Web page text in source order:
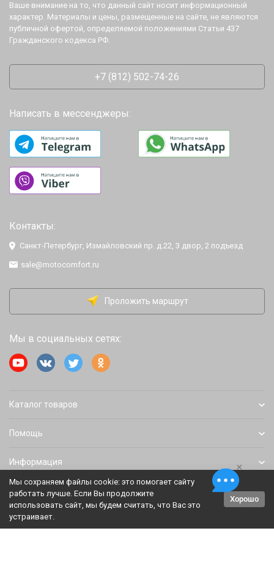
Ваше внимание на то, что данный сайт носит информационный
характер. Материалы и цены, размещенные на сайте, не являются
публичной офертой, определяемой положениями Статьи 437
Гражданского кодекса РФ.
+7 (812) 502-74-26
Написать в мессенджеры:
Контакты:
Санкт-Петербург, Измайловский пр. д.22, 3 двор, 2 подъезд
sale@motocomfort.ru
Проложить маршрут
Мы в социальных сетях:
Каталог товаров
Помощь
Информация
Политика персональных данных
Мы сохраняем файлы cookie: это помогает сайту
работать лучше. Если Вы продолжите
использовать сайт, мы будем считать, что Вас это
устраивает.
Хорошо
×